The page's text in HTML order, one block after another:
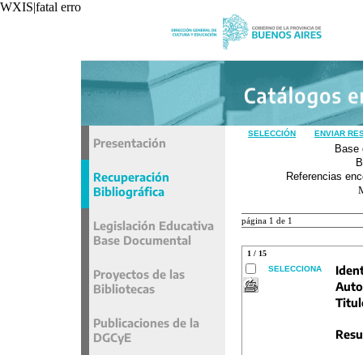
Presentación
Recuperación
Bibliográfica
Legislación Educativa
Base Documental
Proyectos de las
Bibliotecas
Publicaciones de la
DGCyE
SELECCIÓN ENVIAR
Base
Referencias
página 1 de 1
1 / 15
SELECCIONA
WXIS|fatal error|unavoidable|recxref/read|